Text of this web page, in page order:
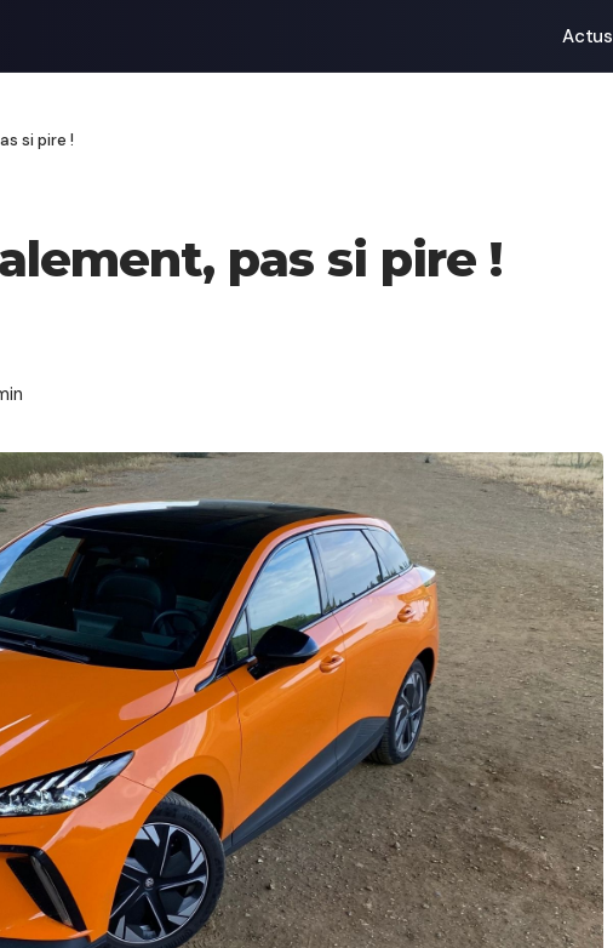
Actus
si pire !
pas si pire !